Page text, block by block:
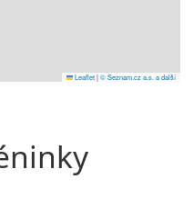
Leaflet|© Seznam.cz a.s. a další